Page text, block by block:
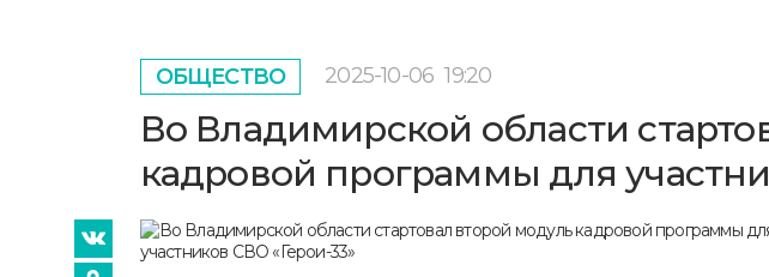
ОБЩЕСТВО 2025-10-06 19:20
Во Владимирской области
кадровой программы для